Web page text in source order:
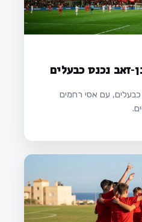
זאב נכנס כבעלים
כבעלים, עם אסי רחמים